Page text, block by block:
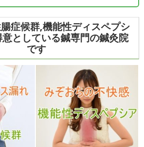
症候群,機能性ディスペプシ
としている鍼専門の鍼灸院
です